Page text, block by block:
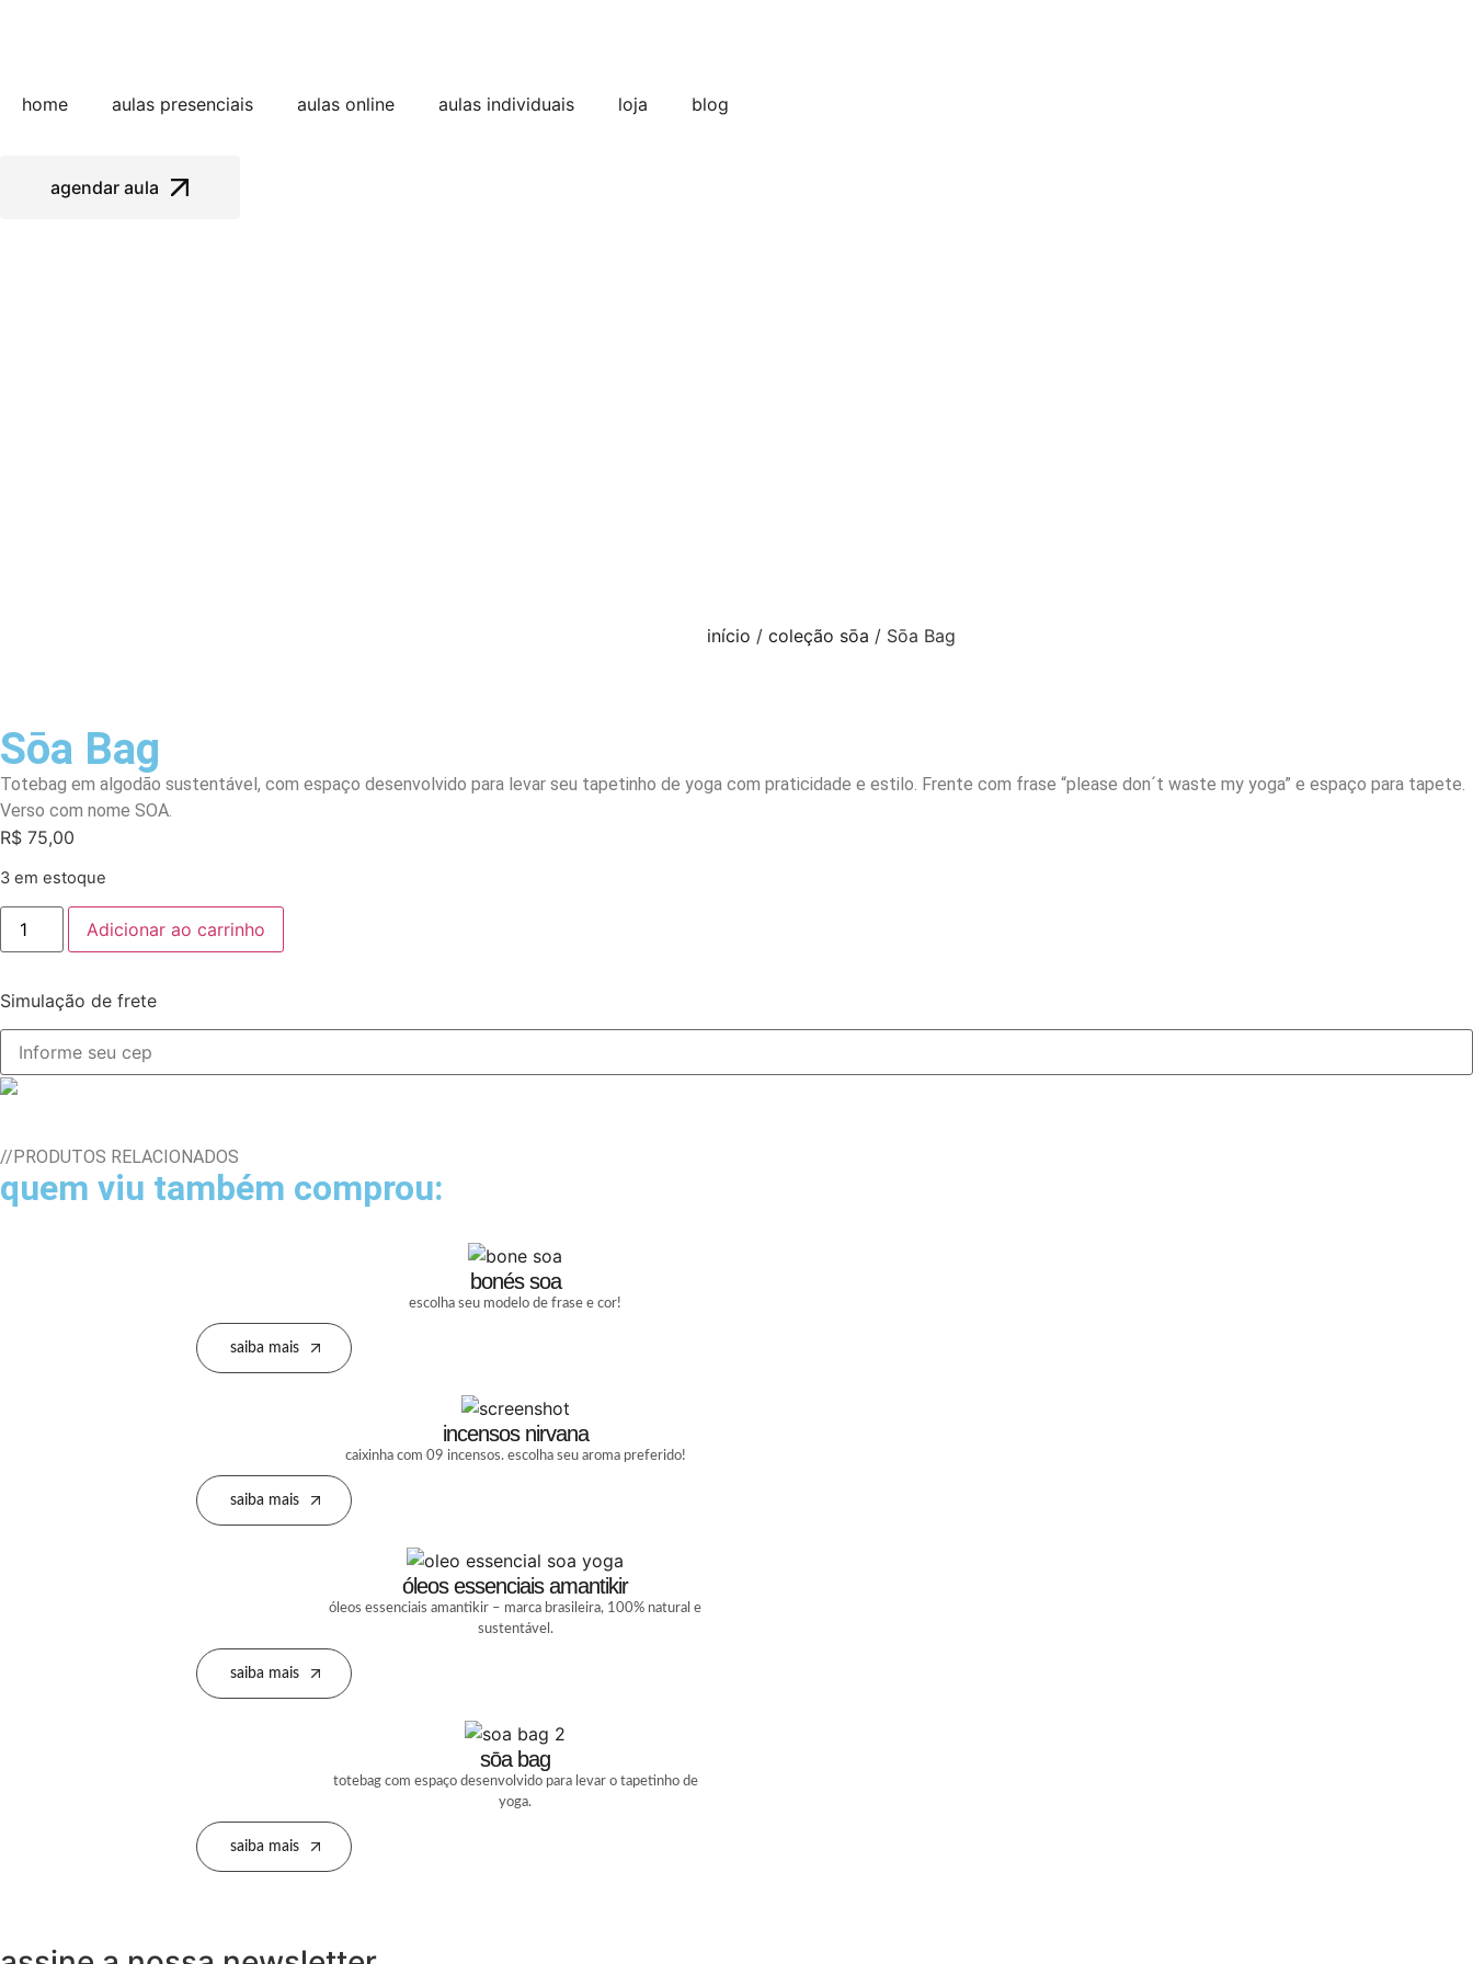
home aulas presenciais aulas online aulas individuais loja blog
agendar aula
início /coleção sōa / Sōa Bag
Sōa Bag
Totebag em algodão sustentável, com espaço desenvolvido para levar seu tapetinho de yoga com praticidade e estilo. Frente com frase “please don´t waste my yoga” e espaço para tapete.
Verso com nome SOA.
R$ 75,00
3 em estoque
Adicionar ao carrinho
Simulação de frete
//PRODUTOS RELACIONADOS
quem viu também comprou:
bonés soa
escolha seu modelo de frase e cor!
saiba mais
incensos nirvana
caixinha com 09 incensos. escolha seu aroma preferido!
saiba mais
óleos essenciais amantikir
óleos essenciais amantikir – marca brasileira, 100% natural e
sustentável.
saiba mais
sōa bag
totebag com espaço desenvolvido para levar o tapetinho de
yoga.
saiba mais